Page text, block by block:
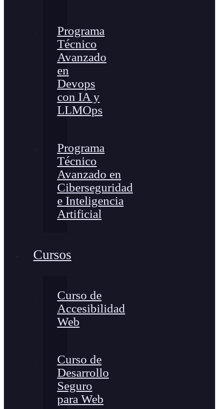
Programa
Técnico
Avanzado
en
Devops
con IA y
LLMOps
Programa
Técnico
Avanzado en
Ciberseguridad
e Inteligencia
Artificial
Cursos
Curso de
Accesibilidad
Web
Curso de
Desarrollo
Seguro
para Web